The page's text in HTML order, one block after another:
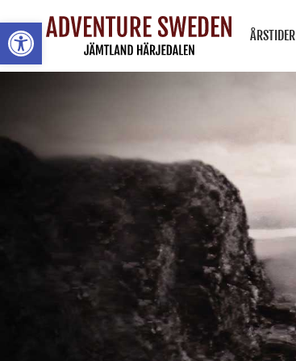
Öppna toolbar ÅRSTIDER